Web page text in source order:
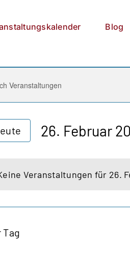
Blog
Veranstaltungen für 26.
26. Februar